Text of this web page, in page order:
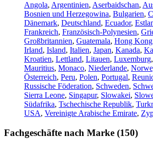
Angola, Argentinien, Aserbaidschan,
Bosnien und Herzegowina, Bulgarien,
Dänemark, Deutschland, Ecuador,
Frankreich, Französisch-Polynesien,
Großbritannien, Guatemala, Hong
Irland, Island, Italien, Japan, Kanada,
Kroatien, Lettland, Litauen, Luxemburg,
Mauritius, Monaco, Niederlande,
Österreich, Peru, Polen, Portugal,
Russische Föderation, Schweden,
Sierra Leone, Singapur, Slowakei,
Südafrika, Tschechische Republik,
USA, Vereinigte Arabische Emirate,
Fachgeschäfte nach Marke (150)